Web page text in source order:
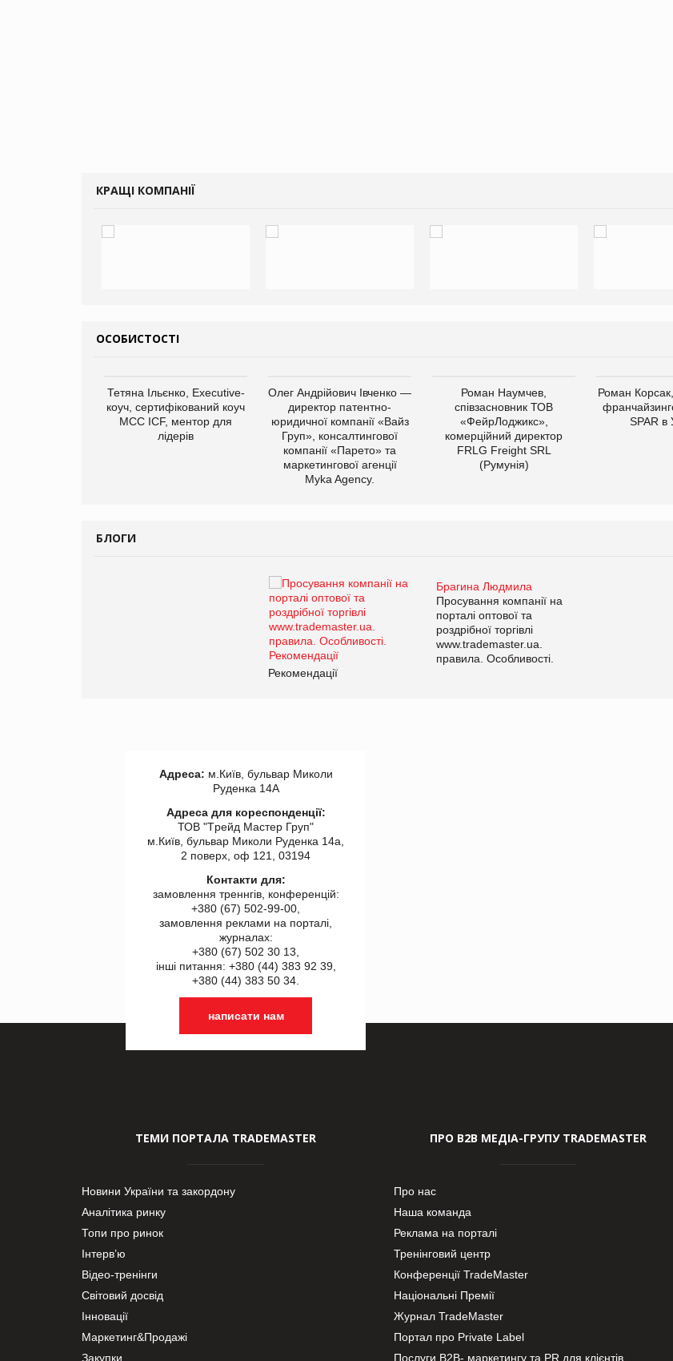
КРАЩІ КОМПАНІЇ
ОСОБИСТОСТІ
Тетяна Ільєнко, Executive-
коуч, сертифікований коуч
МСС ICF, ментор для
лідерів
Олег Андрійович Івченко —
директор патентно-
юридичної компанії «Вайз
Груп», консалтингової
компанії «Парето» та
маркетингової агенції
Myka Agency.
Роман Наумчев,
співзасновник ТОВ
«ФейрЛоджикс»,
комерційний директор
FRLG Freight SRL
(Румунія)
Роман
SPAR в
БЛОГИ
Брагина Людмила
Просування компанії на
порталі оптової та
роздрібної торгівлі
www.trademaster.ua.
правила. Особливості.
Рекомендації
Адреса: м.Київ, бульвар Миколи
Руденка 14А
Адреса для кореспонденції:
ТОВ "Tрейд Мастер Груп"
м.Київ, бульвар Миколи Руденка 14а,
2 поверх, оф 121, 03194
Контакти для:
замовлення треннгів, конференцій:
+380 (67) 502-99-00,
замовлення реклами на порталі,
журналах:
+380 (67) 502 30 13,
інші питання: +380 (44) 383 92 39,
+380 (44) 383 50 34.
написати нам
ТЕМИ ПОРТАЛА TRADEMASTER
Новини України та закордону
Аналітика ринку
Топи про ринок
Інтерв’ю
Відео-тренінги
Світовий досвід
Інновації
Маркетинг&Продажі
Закупки
ПРО В2В МЕДІА-ГРУПУ TRADEMASTER
Про нас
Наша команда
Реклама на порталі
Тренінговий центр
Конференції TradeMaster
Національні Премії
Журнал TradeMaster
Портал про Private Label
Послуги В2В- маркетингу та PR для клієнтів